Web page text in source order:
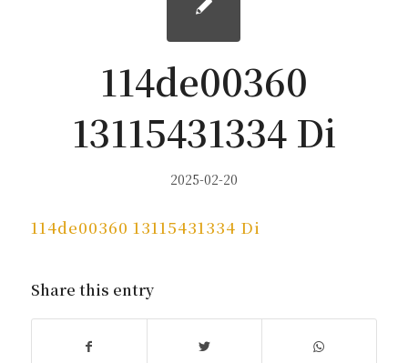
114de00360
13115431334 Di
2025-02-20
114de00360 13115431334 Di
Share this entry